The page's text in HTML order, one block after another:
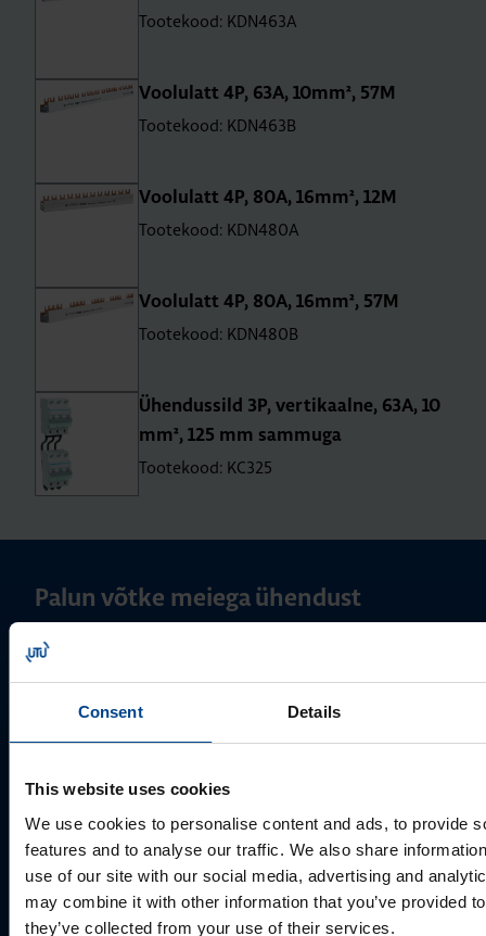
Consent Details
This website uses cookies
We use cookies to personalise content and ads, to provide
features and to analyse our traffic. We also share
use of our site with our social media, advertising and
may combine it with other information that you’ve provided
they’ve collected from your use of their services.
Tootekood: KDN463A
Voo­lu­latt 4P, 63A, 10mm², 57M
Tootekood: KDN463B
Voo­lu­latt 4P, 80A, 16mm², 12M
Tootekood: KDN480A
Voo­lu­latt 4P, 80A, 16mm², 57M
Tootekood: KDN480B
Ühen­dus­sild 3P, ver­ti­kaalne, 63A, 10
mm², 125 mm sam­muga
Tootekood: KC325
Palun võtke meiega ühendust
MÜÜGIJUHT
Mark Milvek